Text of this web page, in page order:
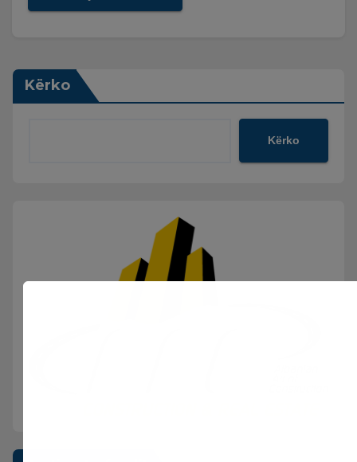
Kërko
Kërko